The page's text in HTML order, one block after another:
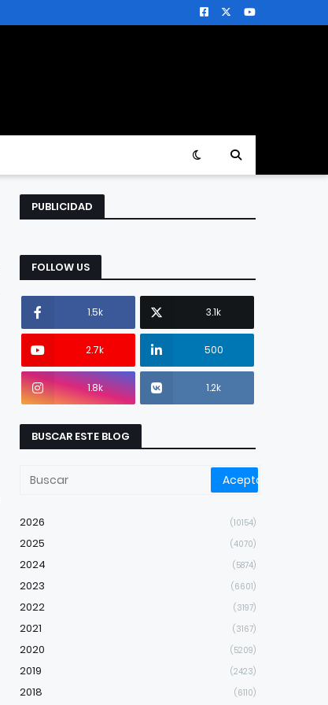
PUBLICIDAD
FOLLOW US
1.5k 3.1k
2.7k 500
1.8k 1.2k
BUSCAR ESTE BLOG
2026 (10154)
2025 (4070)
2024 (5874)
2023 (6601)
2022 (3197)
2021 (3167)
2020 (5209)
2019 (2423)
2018 (6110)